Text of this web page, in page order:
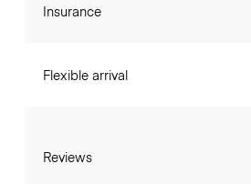
Insurance
Flexible arrival
Reviews